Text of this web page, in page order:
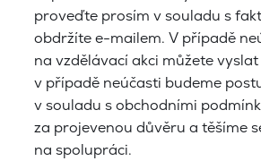
proveďte prosím v souladu s
obdržíte e-mailem. V případě
na vzdělávací akci můžete
v případě neúčasti budeme
v souladu s obchodními
za projevenou důvěru a těšíme
na spolupráci.